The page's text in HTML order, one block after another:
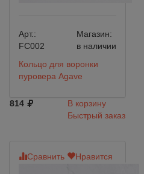
Арт.:
FC002
Магазин:
в наличии
Кольцо для воронки
пуровера Agave
814
В корзину
Быстрый заказ
Сравнить Нравится